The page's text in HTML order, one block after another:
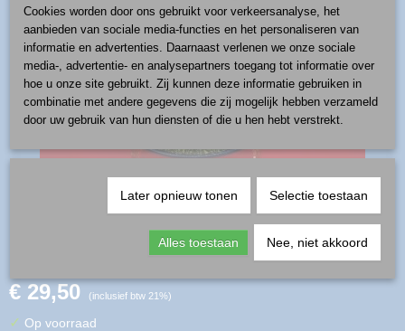
ontbijtbord - patroon 1121
€ 29,50 (inclusief btw 21%)
✓ Op voorraad
Cookies worden door ons gebruikt voor verkeersanalyse, het
aanbieden van sociale media-functies en het personaliseren van
informatie en advertenties. Daarnaast verlenen we onze sociale
media-, advertentie- en analysepartners toegang tot informatie over
hoe u onze site gebruikt. Zij kunnen deze informatie gebruiken in
combinatie met andere gegevens die zij mogelijk hebben verzameld
door uw gebruik van hun diensten of die u hen hebt verstrekt.
Later opnieuw tonen Selectie toestaan
Alles toestaan Nee, niet akkoord